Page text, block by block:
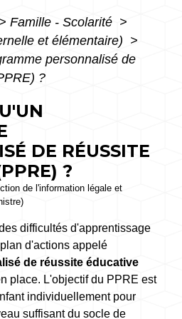
> Famille - Scolarité >
et élémentaire) >
personnalisé de
?
DE RÉUSSITE
?
de l'information légale et
difficultés d'apprentissage
d'actions appelé
de réussite éducative
place. L'objectif du PPRE est
individuellement pour
suffisant du socle de